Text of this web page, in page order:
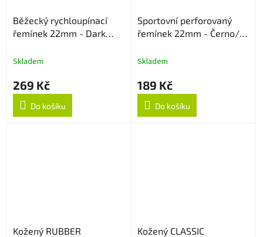
Běžecký rychloupínací
řemínek 22mm - Dark
Skladem
269 Kč
Do košíku
Sportovní perforovaný
řemínek 22mm - Černo/
Skladem
189 Kč
Do košíku
Kožený RUBBER
Kožený CLASSIC